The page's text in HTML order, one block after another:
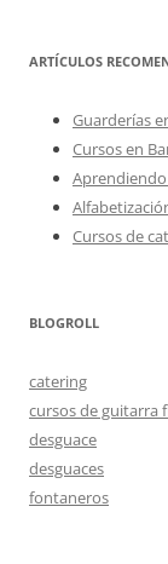
ARTÍCULOS
Guarderías
Cursos en
Cursos de
BLOGROLL
catering
cursos de guitarra
desguace
desguaces
fontaneros